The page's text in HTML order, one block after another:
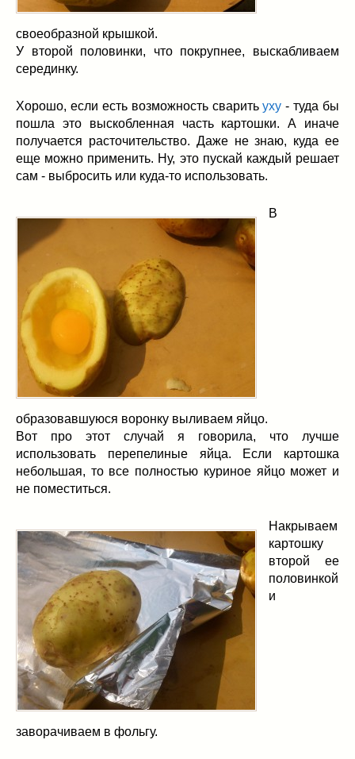
своеобразной крышкой.
У второй половинки, что покрупнее, выскабливаем
серединку.
Хорошо, если есть возможность сваритьуху - туда бы
пошла это выскобленная часть картошки. А иначе
получается расточительство. Даже не знаю, куда ее
еще можно применить. Ну, это пускай каждый решает
сам - выбросить или куда-то использовать.
В
образовавшуюся воронку выливаем яйцо.
Вот про этот случай я говорила, что лучше
использовать перепелиные яйца. Если картошка
небольшая, то все полностью куриное яйцо может и
не поместиться.
Накрываем
картошку
второй ее
половинкой
и
заворачиваем в фольгу.